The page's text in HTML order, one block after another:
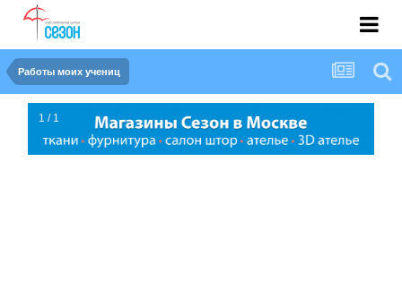
Работы моих учениц
1 / 1